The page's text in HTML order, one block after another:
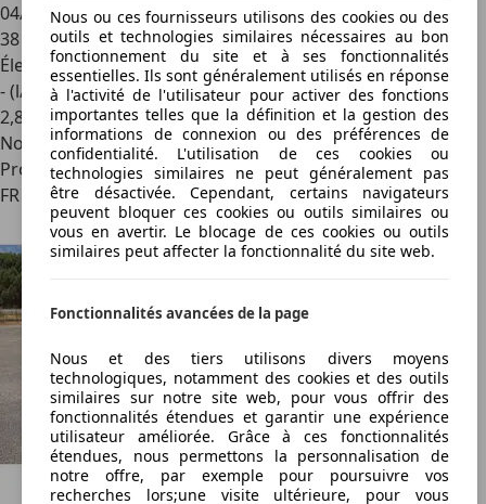
04/2023
38 900 km
Électrique/Essence
- (l/100 km)
2,8
Nouveau
Professionnel
FR 13790
Nous ou ces fournisseurs utilisons des cookies ou des
outils et technologies similaires nécessaires au bon
fonctionnement du site et à ses fonctionnalités
essentielles. Ils sont généralement utilisés en réponse
à l'activité de l'utilisateur pour activer des fonctions
importantes telles que la définition et la gestion des
informations de connexion ou des préférences de
confidentialité. L'utilisation de ces cookies ou
technologies similaires ne peut généralement pas
être désactivée. Cependant, certains navigateurs
peuvent bloquer ces cookies ou outils similaires ou
vous en avertir. Le blocage de ces cookies ou outils
similaires peut affecter la fonctionnalité du site web.
Fonctionnalités avancées de la page
Nous et des tiers utilisons divers moyens
technologiques, notamment des cookies et des outils
similaires sur notre site web, pour vous offrir des
fonctionnalités étendues et garantir une expérience
utilisateur améliorée. Grâce à ces fonctionnalités
étendues, nous permettons la personnalisation de
notre offre, par exemple pour poursuivre vos
recherches lors;une visite ultérieure, pour vous